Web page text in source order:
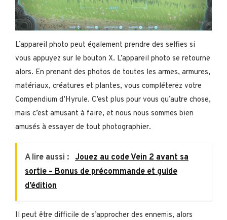
L’appareil photo peut également prendre des selfies si
vous appuyez sur le bouton X. L’appareil photo se retourne
alors. En prenant des photos de toutes les armes, armures,
matériaux, créatures et plantes, vous compléterez votre
Compendium d’Hyrule. C’est plus pour vous qu’autre chose,
mais c’est amusant à faire, et nous nous sommes bien
amusés à essayer de tout photographier.
A lire aussi : Jouez au code Vein 2 avant sa
sortie – Bonus de précommande et guide
d’édition
Il peut être difficile de s’approcher des ennemis, alors